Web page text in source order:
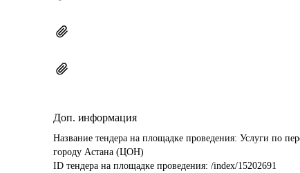
Доп. информация
Название тендера на площадке проведения: Услуги по
городу Астана (ЦОН)
ID тендера на площадке проведения: /index/15202691